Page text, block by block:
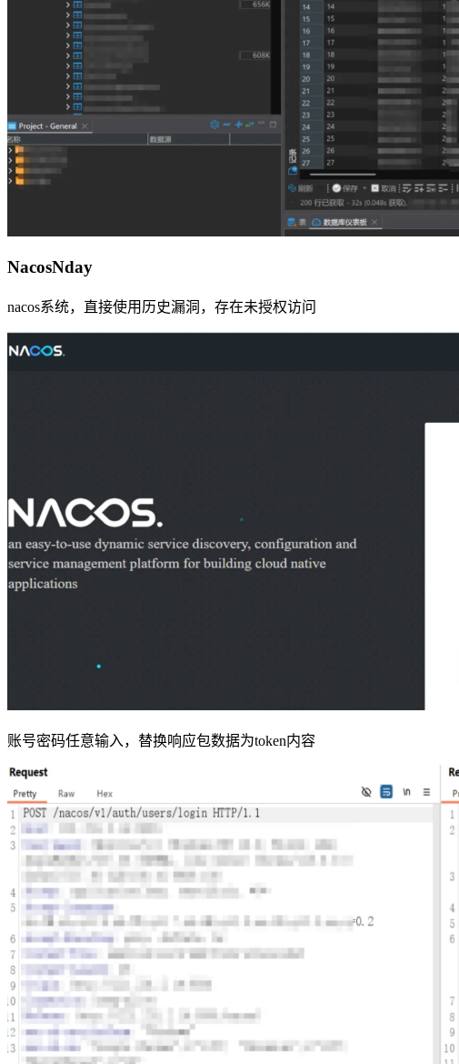
NacosNday
nacos系统，直接使用历史漏洞，存在未授权访问
账号密码任意输入，替换响应包数据为token内容